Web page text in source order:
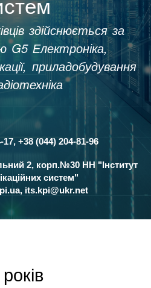
здійснюється за
G5 Електроніка,
приладобудування
17, +38 (044) 204-81-96
2, корп.№30 НН "Інститут
систем"
, its.kpi@ukr.net